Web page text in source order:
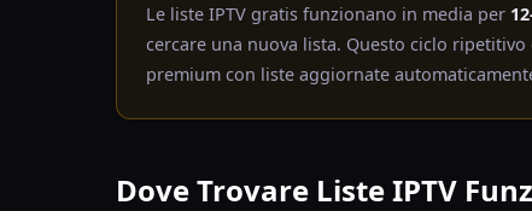
Le liste IPTV gratis funzionano in media per
cercare una nuova lista. Questo ciclo
premium con liste aggiornate
Dove Trovare Liste IPTV